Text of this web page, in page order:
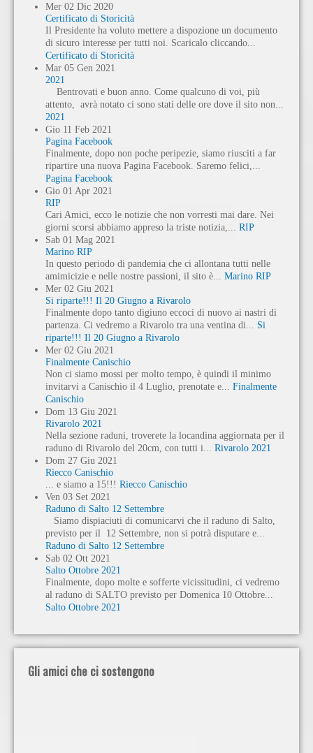
Mer 02 Dic 2020
Certificato di Storicità
Il Presidente ha voluto mettere a dispozione un documento
di sicuro interesse per tutti noi. Scaricalo cliccando...
Certificato di Storicità
Mar 05 Gen 2021
2021
Bentrovati e buon anno. Come qualcuno di voi, più
attento, avrà notato ci sono stati delle ore dove il sito non...
2021
Gio 11 Feb 2021
Pagina Facebook
Finalmente, dopo non poche peripezie, siamo riusciti a far
ripartire una nuova Pagina Facebook. Saremo felici,...
Pagina Facebook
Gio 01 Apr 2021
RIP
Cari Amici, ecco le notizie che non vorresti mai dare. Nei
giorni scorsi abbiamo appreso la triste notizia,... RIP
Sab 01 Mag 2021
Marino RIP
In questo periodo di pandemia che ci allontana tutti nelle
amimicizie e nelle nostre passioni, il sito è... Marino RIP
Mer 02 Giu 2021
Si riparte!!! Il 20 Giugno a Rivarolo
Finalmente dopo tanto digiuno eccoci di nuovo ai nastri di
partenza. Ci vedremo a Rivarolo tra una ventina di... Si
riparte!!! Il 20 Giugno a Rivarolo
Mer 02 Giu 2021
Finalmente Canischio
Non ci siamo mossi per molto tempo, è quindi il minimo
invitarvi a Canischio il 4 Luglio, prenotate e... Finalmente
Canischio
Dom 13 Giu 2021
Rivarolo 2021
Nella sezione raduni, troverete la locandina aggiornata per il
raduno di Rivarolo del 20cm, con tutti i... Rivarolo 2021
Dom 27 Giu 2021
Riecco Canischio
... e siamo a 15!!! Riecco Canischio
Ven 03 Set 2021
Raduno di Salto 12 Settembre
Siamo dispiaciuti di comunicarvi che il raduno di Salto,
previsto per il 12 Settembre, non si potrà disputare e...
Raduno di Salto 12 Settembre
Sab 02 Ott 2021
Salto Ottobre 2021
Finalmente, dopo molte e sofferte vicissitudini, ci vedremo
al raduno di SALTO previsto per Domenica 10 Ottobre...
Salto Ottobre 2021
Gli amici che ci sostengono